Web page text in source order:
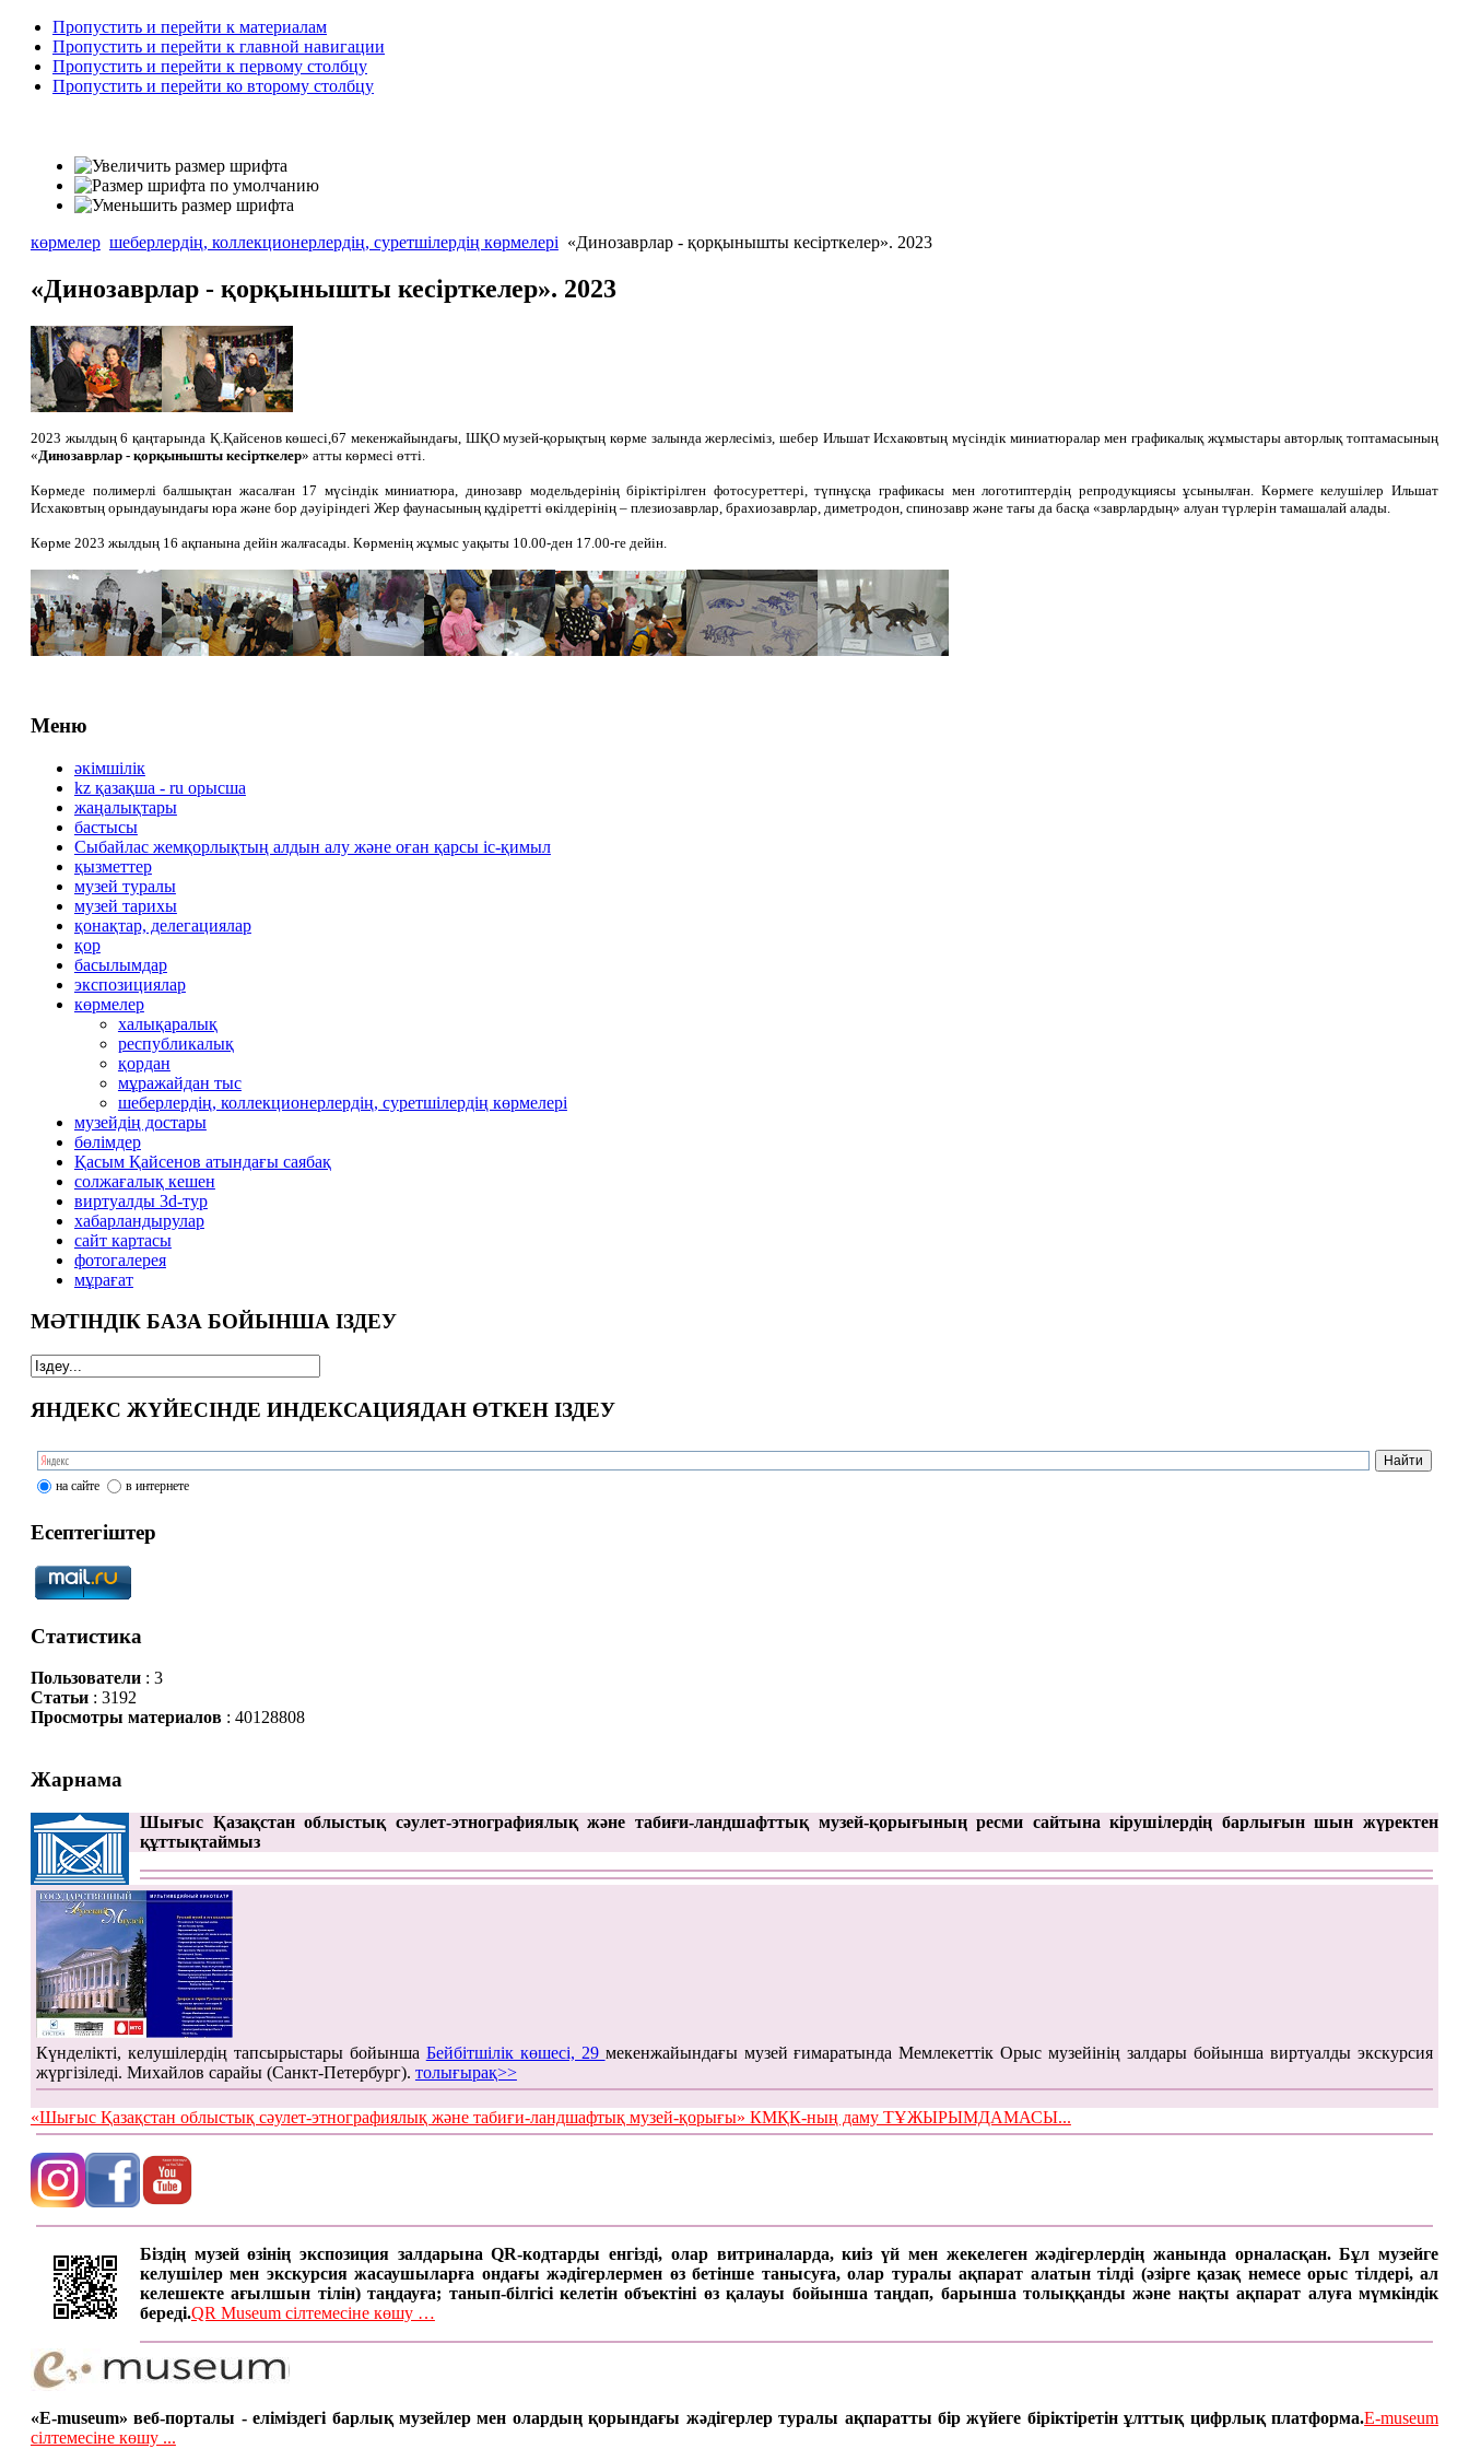
Пропустить и перейти к материалам
Пропустить и перейти к главной навигации
Пропустить и перейти к первому столбцу
Пропустить и перейти ко второму столбцу
көрмелер шеберлердің, коллекционерлердің, суретшілердің көрмелері «Динозаврлар - қорқынышты кесірткелер». 2023
«Динозаврлар - қорқынышты кесірткелер». 2023
2023 жылдың 6 қаңтарында Қ.Қайсенов көшесі,67 мекенжайындағы, ШҚО музей-қорықтың көрме залында жерлесіміз, шебер Ильшат Исхаковтың мүсіндік миниатюралар мен графикалық жұмыстары авторлық топтамасының
«Динозаврлар - қорқынышты кесірткелер» атты көрмесі өтті.
Көрмеде полимерлі балшықтан жасалған 17 мүсіндік миниатюра, динозавр модельдерінің біріктірілген фотосуреттері, түпнұсқа графикасы мен логотиптердің репродукциясы ұсынылған. Көрмеге келушілер Ильшат
Исхаковтың орындауындағы юра және бор дәуіріндегі Жер фаунасының құдіретті өкілдерінің – плезиозаврлар, брахиозаврлар, диметродон, спинозавр және тағы да басқа «заврлардың» алуан түрлерін тамашалай алады.
Көрме 2023 жылдың 16 ақпанына дейін жалғасады. Көрменің жұмыс уақыты 10.00-ден 17.00-ге дейін.
Меню
әкімшілік
kz қазақша - ru орысша
жаңалықтары
бастысы
Сыбайлас жемқорлықтың алдын алу және оған қарсы іс-қимыл
қызметтер
музей туралы
музей тарихы
қонақтар, делегациялар
қор
басылымдар
экспозициялар
көрмелер
халықаралық
республикалық
қордан
мұражайдан тыс
шеберлердің, коллекционерлердің, суретшілердің көрмелері
музейдің достары
бөлімдер
Қасым Қайсенов атындағы саябақ
солжағалық кешен
виртуалды 3d-тур
xабарландырулар
сайт картасы
фотогалерея
мұрағат
МӘТІНДІК БАЗА БОЙЫНША ІЗДЕУ
ЯНДЕКС ЖҮЙЕСІНДЕ ИНДЕКСАЦИЯДАН ӨТКЕН ІЗДЕУ
на сайте в интернете
Есептегіштер
Статистика
Пользователи: 3
Статьи: 3192
Просмотры материалов: 40128808
Жарнама
Шығыс Қазақстан облыстық сәулет-этнографиялық және табиғи-ландшафттық музей-қорығының ресми сайтына кірушілердің барлығын шын жүректен
құттықтаймыз
Күнделікті, келушілердің тапсырыстары бойынша Бейбітшілік көшесі, 29 мекенжайындағы музей ғимаратында Мемлекеттік Орыс музейінің залдары бойынша виртуалды экскурсия
жүргізіледі. Михайлов сарайы (Санкт-Петербург). толығырақ>>
«Шығыс Қазақстан облыстық сәулет-этнографиялық және табиғи-ландшафтық музей-қорығы» КМҚК-ның даму ТҰЖЫРЫМДАМАСЫ...
Біздің музей өзінің экспозиция залдарына QR-кодтарды енгізді, олар витриналарда, киіз үй мен жекелеген жәдігерлердің жанында орналасқан. Бұл музейге
келушілер мен экскурсия жасаушыларға ондағы жәдігерлермен өз бетінше танысуға, олар туралы ақпарат алатын тілді (әзірге қазақ немесе орыс тілдері, ал
келешекте ағылшын тілін) таңдауға; танып-білгісі келетін объектіні өз қалауы бойынша таңдап, барынша толыққанды және нақты ақпарат алуға мүмкіндік
береді.QR Museum сілтемесіне көшу …
«E-museum» веб-порталы - еліміздегі барлық музейлер мен олардың қорындағы жәдігерлер туралы ақпаратты бір жүйеге біріктіретін ұлттық цифрлық платформа.E-museum
сілтемесіне көшу ...